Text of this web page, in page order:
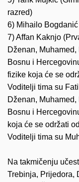
razred)
6) Mihailo
7) Affan Kaknjo
Dženan,
Bosnu i
fizike koja će se
Voditelji tima su
Dženan,
Bosnu i
koja će se održati
Voditelji tima su
Na takmičenju
Trebinja, Prijedora,